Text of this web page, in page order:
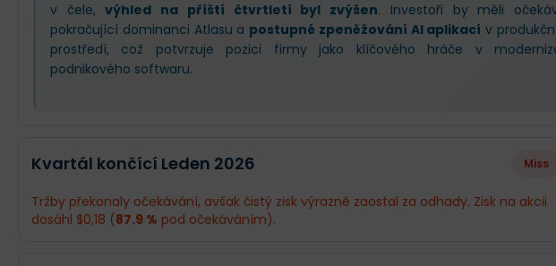
v čele,výhled na příští čtvrtletí byl zvýšen. Investoři by měli
pokračující dominanci Atlasu a postupné zpeněžování AI aplikací v
prostředí, což potvrzuje pozici firmy jako klíčového hráče v
podnikového softwaru.
Kvartál končící Leden 2026 Miss
Tržby překonaly očekávání, avšak čistý zisk výrazně zaostal za odhady. Zisk na akcii
dosáhl $0,18 (87.9 % pod očekáváním).